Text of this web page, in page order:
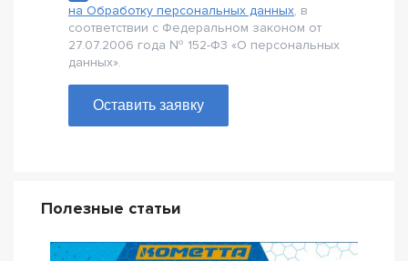
на Обработку персональных данных, в
соответствии с Федеральном законом от
27.07.2006 года № 152-Ф3 «О персональных
данных».
Оставить заявку
Полезные статьи